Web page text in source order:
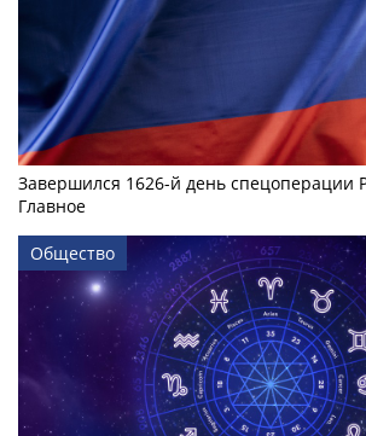
Завершился 1626-й день спецоперации
Главное
Общество